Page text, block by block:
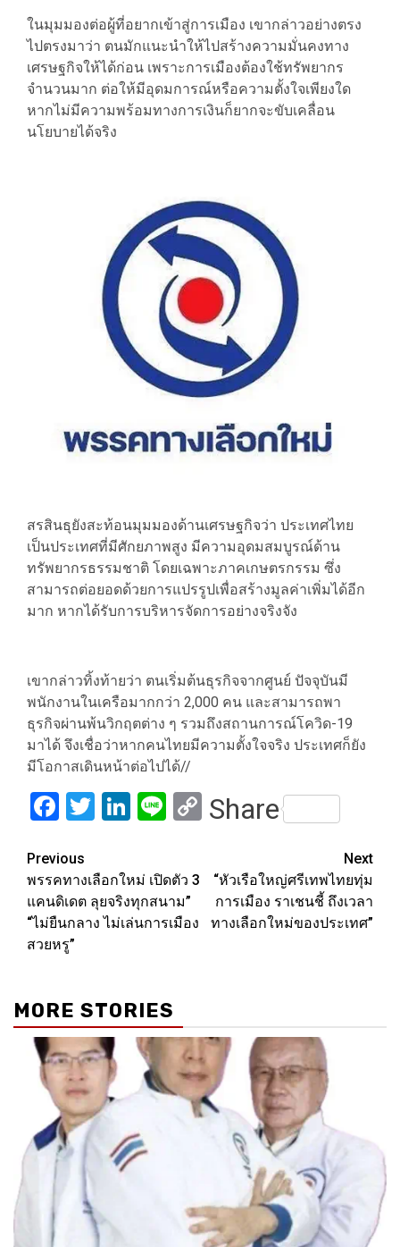
ในมุมมองต่อผู้ที่อยากเข้าสู่การเมือง เขากล่าวอย่างตรง
ไปตรงมาว่า ตนมักแนะนำให้ไปสร้างความมั่นคงทาง
เศรษฐกิจให้ได้ก่อน เพราะการเมืองต้องใช้ทรัพยากร
จำนวนมาก ต่อให้มีอุดมการณ์หรือความตั้งใจเพียงใด
หากไม่มีความพร้อมทางการเงินก็ยากจะขับเคลื่อน
นโยบายได้จริง
สรสินธุยังสะท้อนมุมมองด้านเศรษฐกิจว่า ประเทศไทย
เป็นประเทศที่มีศักยภาพสูง มีความอุดมสมบูรณ์ด้าน
ทรัพยากรธรรมชาติ โดยเฉพาะภาคเกษตรกรรม ซึ่ง
สามารถต่อยอดด้วยการแปรรูปเพื่อสร้างมูลค่าเพิ่มได้อีก
มาก หากได้รับการบริหารจัดการอย่างจริงจัง
เขากล่าวทิ้งท้ายว่า ตนเริ่มต้นธุรกิจจากศูนย์ ปัจจุบันมี
พนักงานในเครือมากกว่า 2,000 คน และสามารถพา
ธุรกิจผ่านพ้นวิกฤตต่าง ๆ รวมถึงสถานการณ์โควิด-19
มาได้ จึงเชื่อว่าหากคนไทยมีความตั้งใจจริง ประเทศก็ยัง
มีโอกาสเดินหน้าต่อไปได้//
Facebook
Twitter
LinkedIn
LineCopy
Share
Post
navigation
Previous
พรรคทางเลือกใหม่ เปิดตัว 3
แคนดิเดต ลุยจริงทุกสนาม”
“ไม่ยืนกลาง ไม่เล่นการเมือง
สวยหรู”
Next
“หัวเรือใหญ่ศรีเทพไทยทุ่ม
การเมือง ราเชนชี้ ถึงเวลา
ทางเลือกใหม่ของประเทศ”
MORE STORIES